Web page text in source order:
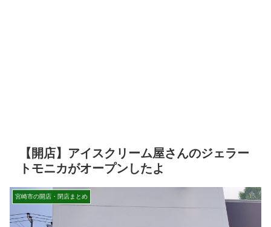
【開店】アイスクリーム屋さんのジェラー
トモニカがオープンしたよ
宮崎市の開店・閉店まとめ